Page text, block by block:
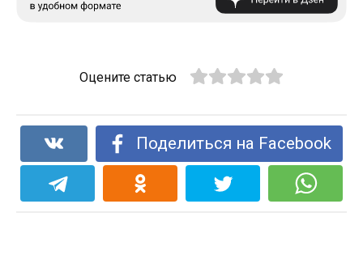
Оцените статью
Поделиться на Facebook